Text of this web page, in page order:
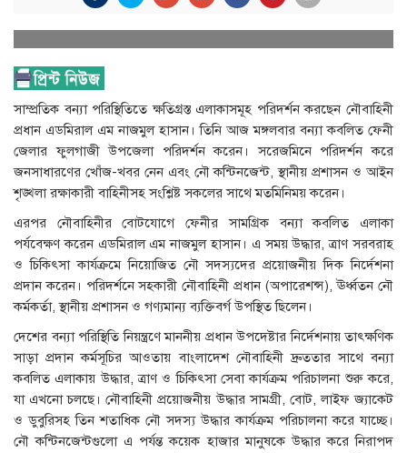
সাম্প্রতিক বন্যা পরিস্থিতিতে ক্ষতিগ্রস্ত এলাকাসমূহ পরিদর্শন করছেন নৌবাহিনী
প্রধান এডমিরাল এম নাজমুল হাসান। তিনি আজ মঙ্গলবার বন্যা কবলিত ফেনী
জেলার ফুলগাজী উপজেলা পরিদর্শন করেন। সরেজমিনে পরিদর্শন করে
জনসাধারণের খোঁজ-খবর নেন এবং নৌ কন্টিনজেন্ট, স্থানীয় প্রশাসন ও আইন
শৃঙ্খলা রক্ষাকারী বাহিনীসহ সংশ্লিষ্ট সকলের সাথে মতমিনিময় করেন।
এরপর নৌবাহিনীর বোটযোগে ফেনীর সামগ্রিক বন্যা কবলিত এলাকা
পর্যবেক্ষণ করেন এডমিরাল এম নাজমুল হাসান। এ সময় উদ্ধার, ত্রাণ সরবরাহ
ও চিকিৎসা কার্যক্রমে নিয়োজিত নৌ সদস্যদের প্রয়োজনীয় দিক নির্দেশনা
প্রদান করেন। পরিদর্শনে সহকারী নৌবাহিনী প্রধান (অপারেশন্স), ঊর্ধ্বতন নৌ
কর্মকর্তা, স্থানীয় প্রশাসন ও গণ্যমান্য ব্যক্তিবর্গ উপস্থিত ছিলেন।
দেশের বন্যা পরিস্থিতি নিয়ন্ত্রণে মাননীয় প্রধান উপদেষ্টার নির্দেশনায় তাৎক্ষণিক
সাড়া প্রদান কর্মসূচির আওতায় বাংলাদেশ নৌবাহিনী দ্রুততার সাথে বন্যা
কবলিত এলাকায় উদ্ধার, ত্রাণ ও চিকিৎসা সেবা কার্যক্রম পরিচালনা শুরু করে,
যা এখনো চলছে। নৌবাহিনী প্রয়োজনীয় উদ্ধার সামগ্রী, বোট, লাইফ জ্যাকেট
ও ডুবুরিসহ তিন শতাধিক নৌ সদস্য উদ্ধার কার্যক্রম পরিচালনা করে যাচ্ছে।
নৌ কন্টিনজেন্টগুলো এ পর্যন্ত কয়েক হাজার মানুষকে উদ্ধার করে নিরাপদ